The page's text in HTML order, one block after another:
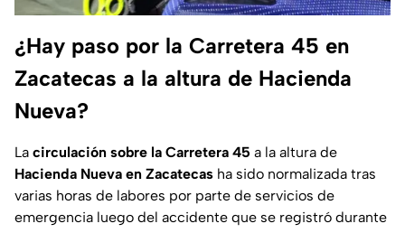
¿Hay paso por la Carretera 45 en
Zacatecas a la altura de Hacienda
Nueva?
La circulación sobre la Carretera 45 a la altura de
Hacienda Nueva en Zacatecas ha sido normalizada tras
varias horas de labores por parte de servicios de
emergencia luego del accidente que se registró durante